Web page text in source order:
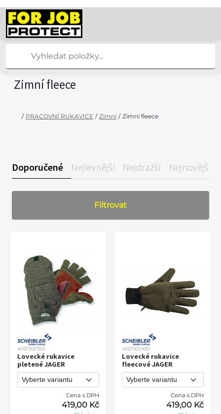
Zimní fleece
/ PRACOVNÍ RUKAVICE / Zimní / Zimní fleece
Doporučené Nejlevnější Nejdražší Nejnovější
Filtrovat
4057500350
Lovecké rukavice
pletené JAGER
Cena s DPH
419,00 Kč
4057500450
Lovecké rukavice
fleecové JAGER
Cena s DPH
419,00 Kč